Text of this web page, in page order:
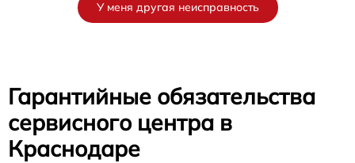
У меня другая неисправность
Гарантийные обязательства
сервисного центра в
Краснодаре